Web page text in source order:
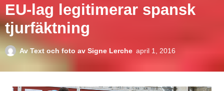
EU-lag legitimerar spansk
tjurfäktning
Av Text och foto av Signe Lerche april 1, 2016